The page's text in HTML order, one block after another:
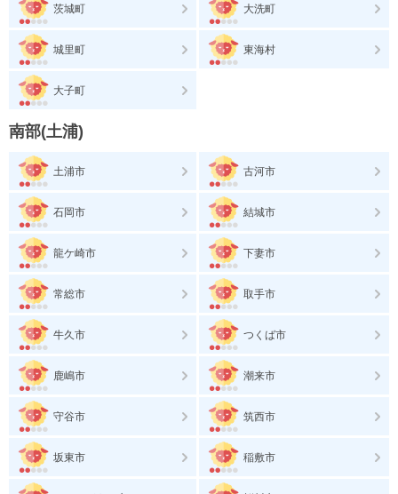
茨城町 大洗町
城里町 東海村
大子町
南部(土浦)
土浦市 古河市
石岡市 結城市
龍ケ崎市 下妻市
常総市 取手市
牛久市 つくば市
鹿嶋市 潮来市
守谷市 筑西市
坂東市 稲敷市